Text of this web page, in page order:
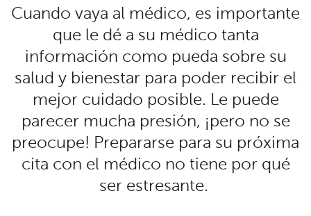
Cuando vaya al médico, es importante
que le dé a su médico tanta
información como pueda sobre su
salud y bienestar para poder recibir el
mejor cuidado posible. Le puede
parecer mucha presión, ¡pero no se
preocupe! Prepararse para su próxima
cita con el médico no tiene por qué
ser estresante.